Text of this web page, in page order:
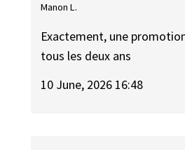
Manon L.
Exactement, une
tous les deux ans
10 June, 2026 16:48